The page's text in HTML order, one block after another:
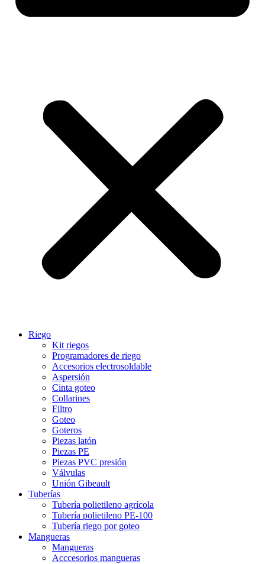
Riego
Kit riegos
Programadores de riego
Accesorios electrosoldable
Aspersión
Cinta goteo
Collarines
Filtro
Goteo
Goteros
Piezas latón
Piezas PE
Piezas PVC presión
Válvulas
Unión Gibeault
Tuberías
Tubería polietileno agrícola
Tubería polietileno PE-100
Tubería riego por goteo
Mangueras
Mangueras
Acccesorios mangueras